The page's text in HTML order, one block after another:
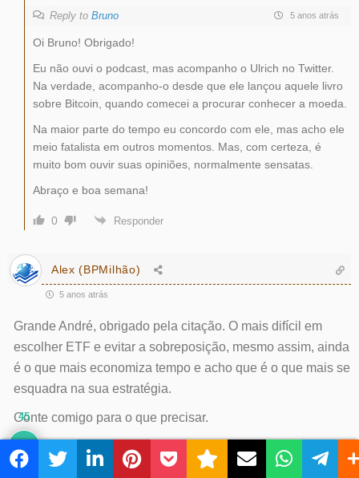
Reply to Bruno 5 anos atrás
Oi Bruno! Obrigado!
Eu não ouvi o podcast, mas acompanho o Ulrich no Twitter.
Na verdade, acompanho-o desde que ele lançou aquele livro
sobre Bitcoin, quando comecei a procurar conhecer a moeda.
Na maior parte do tempo eu concordo com ele, mas acho ele
meio fatalista em outros momentos. Mas, com certeza, é
muito bom ouvir suas opiniões, normalmente sensatas.
Abraço e boa semana!
0 Responder
Alex (BPMilhão)
5 anos atrás
Grande André, obrigado pela citação. O mais difícil em
escolher ETF e evitar a sobreposição, mesmo assim, ainda
é o que mais economiza tempo e acho que é o que mais se
esquadra na sua estratégia.
Conte comigo para o que precisar.
Responder
45